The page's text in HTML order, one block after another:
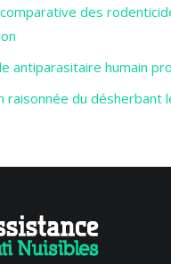
des
antiparasitaire humain
raisonnée du désherbant